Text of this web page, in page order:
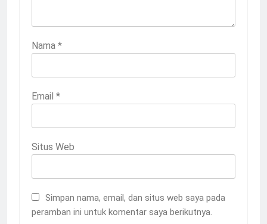
Nama *
Email *
Situs Web
Simpan nama, email, dan situs web saya pada
peramban ini untuk komentar saya berikutnya.